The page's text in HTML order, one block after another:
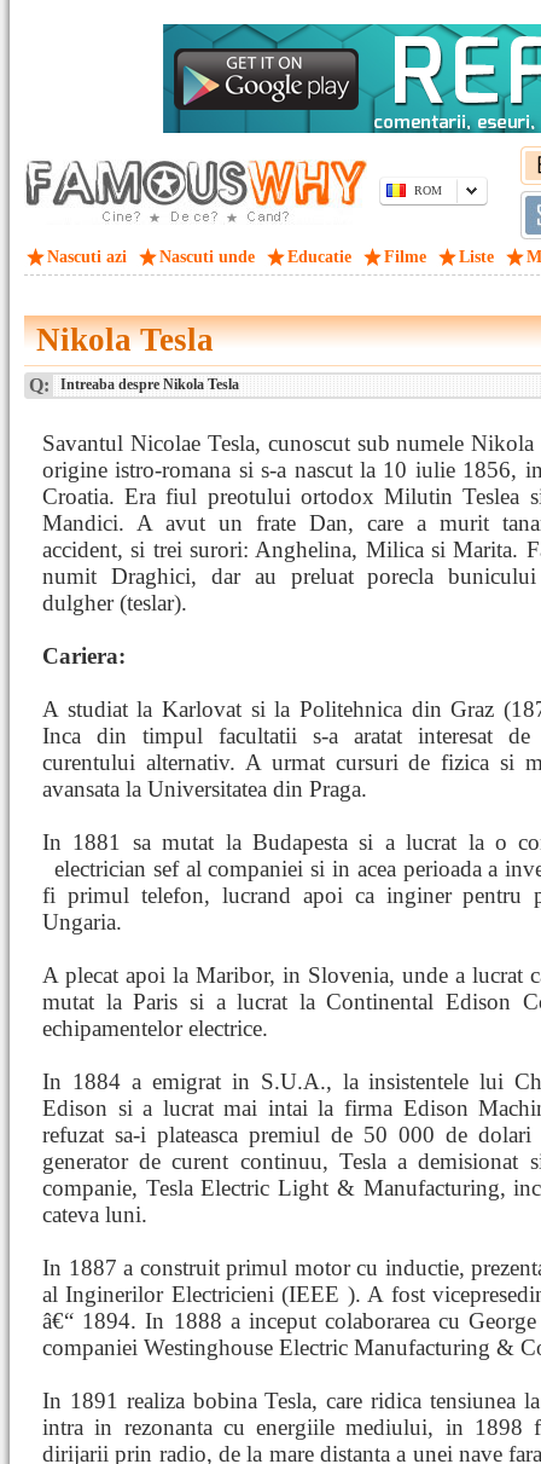
ROM
Nascuti azi Nascuti unde Educatie Filme Liste
Nikola Tesla
Q: Intreaba despre Nikola Tesla
Savantul Nicolae Tesla, cunoscut sub numele Nikola
origine istro-romana si s-a nascut la 10 iulie 1856,
Croatia. Era fiul preotului ortodox Milutin Teslea
Mandici. A avut un frate Dan, care a murit
accident, si trei surori: Anghelina, Milica si Marita.
numit Draghici, dar au preluat porecla
dulgher (teslar).
Cariera:
A studiat la Karlovat si la Politehnica din Graz
Inca din timpul facultatii s-a aratat interesat de
curentului alternativ. A urmat cursuri de fizica si
avansata la Universitatea din Praga.
In 1881 sa mutat la Budapesta si a lucrat la o
electrician sef al companiei si in acea perioada a
fi primul telefon, lucrand apoi ca inginer pentru
Ungaria.
A plecat apoi la Maribor, in Slovenia, unde a lucrat
mutat la Paris si a lucrat la Continental Edison
echipamentelor electrice.
In 1884 a emigrat in S.U.A., la insistentele lui
Edison si a lucrat mai intai la firma Edison
refuzat sa-i plateasca premiul de 50 000 de
generator de curent continuu, Tesla a
companie, Tesla Electric Light & Manufacturing,
cateva luni.
In 1887 a construit primul motor cu inductie,
al Inginerilor Electricieni (IEEE ). A fost
â€“ 1894. In 1888 a inceput colaborarea cu
companiei Westinghouse Electric Manufacturing &
In 1891 realiza bobina Tesla, care ridica tensiunea
intra in rezonanta cu energiile mediului, in 1898
dirijarii prin radio, de la mare distanta a unei nave